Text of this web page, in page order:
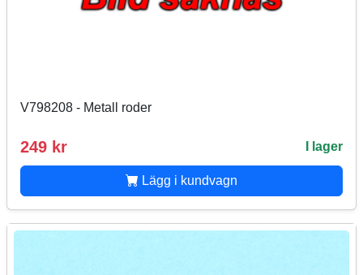
V798208 - Metall roder
249 kr I lager
Lägg i kundvagn